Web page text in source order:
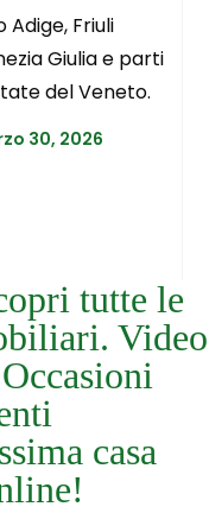
Adige, Friuli
Giulia e parti
del Veneto.
30, 2026
tutte le
Video
casa